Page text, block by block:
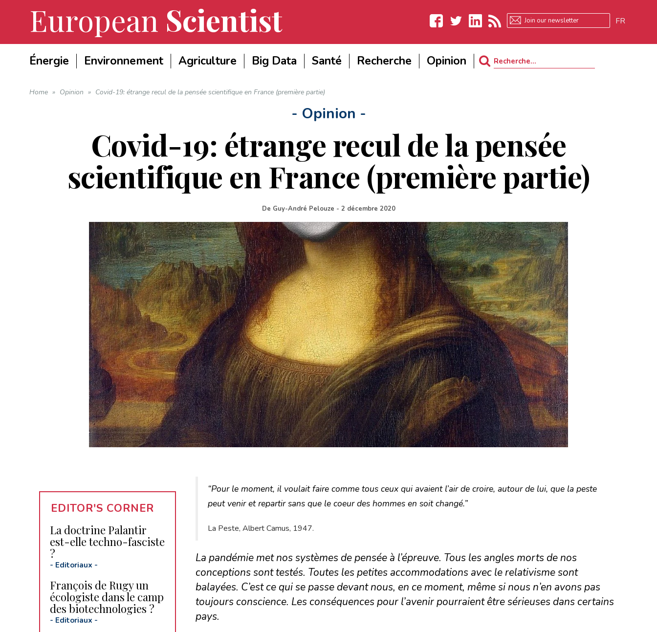
European Scientist
LinkedIn
FR
Énergie Environnement Agriculture Big Data Santé Recherche Opinion
Search
Home » Opinion » Covid-19: étrange recul de la pensée scientifique en France (première partie)
- Opinion -
Covid-19: étrange recul de la pensée
scientifique en France (première partie)
De Guy-André Pelouze - 2 décembre 2020
“Pour le moment, il voulait faire comme tous ceux qui avaient l’air de croire, autour de lui, que la peste
peut venir et repartir sans que le coeur des hommes en soit changé.”
La Peste, Albert Camus, 1947.
La pandémie met nos systèmes de pensée à l’épreuve. Tous les angles morts de nos
conceptions sont testés. Toutes les petites accommodations avec le relativisme sont
balayées. C’est ce qui se passe devant nous, en ce moment, même si nous n’en avons pas
toujours conscience. Les conséquences pour l’avenir pourraient être sérieuses dans certains
pays.
EDITOR'S CORNER
La doctrine Palantir
est-elle techno-fasciste
?
- Editoriaux -
François de Rugy un
écologiste dans le camp
des biotechnologies ?
- Editoriaux -